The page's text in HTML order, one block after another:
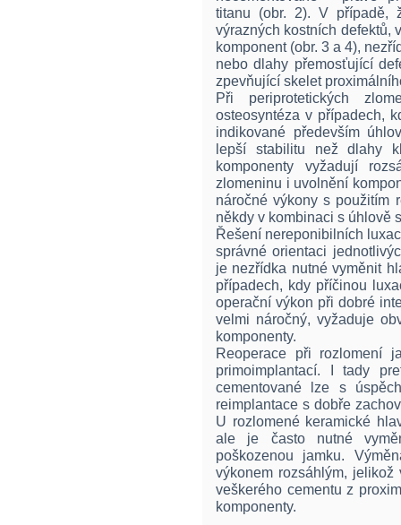
titanu (obr. 2). V případě,
výrazných kostních defektů,
komponent (obr. 3 a 4),
nebo dlahy přemosťující
zpevňující skelet
Při periprotetických
osteosyntéza v případech,
indikované především
lepší stabilitu než dlahy
komponenty vyžadují
zlomeninu i uvolnění
náročné výkony s použitím
někdy v kombinaci s úhlově
Řešení nereponibilních
správné orientaci
je nezřídka nutné vyměnit
případech, kdy příčinou
operační výkon při dobré
velmi náročný, vyžaduje
komponenty.
Reoperace při rozlomení
primoimplantací. I tady
cementované lze s
reimplantace s dobře
U rozlomené keramické
ale je často nutné
poškozenou jamku.
výkonem rozsáhlým,
veškerého cementu z
komponenty.